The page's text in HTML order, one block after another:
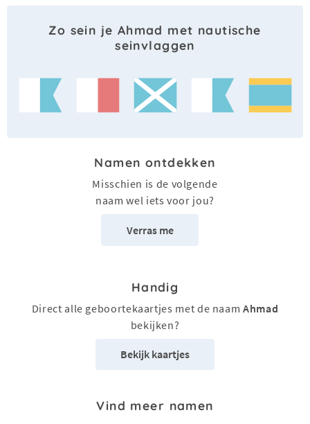
Zo sein je Ahmad met nautische
seinvlaggen
Namen ontdekken
Misschien is de volgende
naam wel iets voor jou?
Verras me
Handig
Direct alle geboortekaartjes met de naamAhmad
bekijken?
Bekijk kaartjes
Vind meer namen